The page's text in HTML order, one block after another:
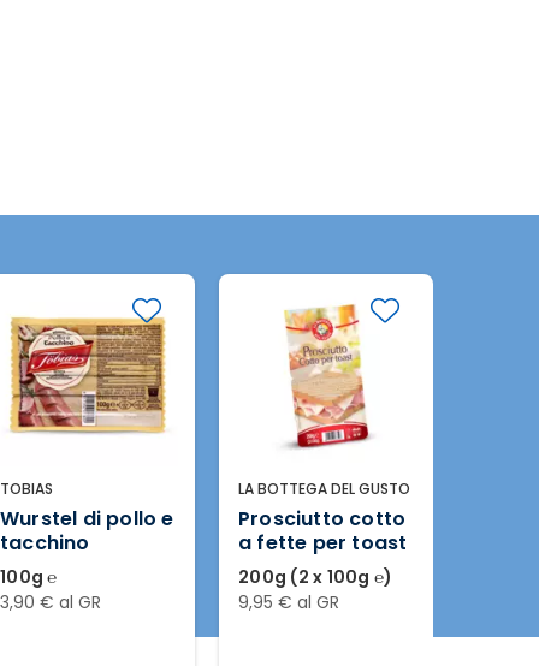
LA BOTTEGA DEL GUSTO
Prosciutto cotto
a fette per toast
200g (2 x 100g ℮)
9,95 € al GR
TOBIAS
Wurstel di pollo,
suino e tacchino
senza glutine
200g (2 x 100g ℮)
2,75 € al GR